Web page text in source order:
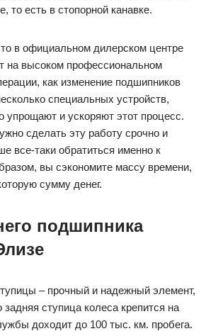
то есть в стопорной канавке.
в официальном дилерском центре
на высоком профессиональном
как изменение подшипников
специальных устройств,
упрощают и ускоряют этот процесс.
сделать эту работу срочно и
все-таки обратиться именно к
вы сэкономите массу времени,
сумму денег.
подшипника
– прочный и надежный элемент,
задняя ступица колеса крепится на
доходит до 100 тыс. км. пробега.